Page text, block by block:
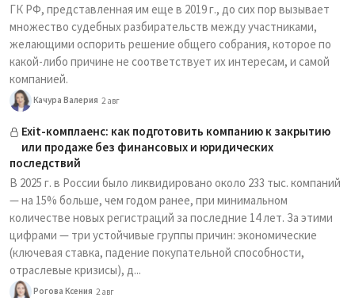
ГК РФ, представленная им еще в 2019 г., до сих пор вызывает
множество судебных разбирательств между участниками,
желающими оспорить решение общего собрания, которое по
какой-либо причине не соответствует их интересам, и самой
компанией.
Качура Валерия 2 авг
Exit-комплаенс: как подготовить компанию к закрытию
или продаже без финансовых и юридических
последствий
В 2025 г. в России было ликвидировано около 233 тыс. компаний
— на 15% больше, чем годом ранее, при минимальном
количестве новых регистраций за последние 14 лет. За этими
цифрами — три устойчивые группы причин: экономические
(ключевая ставка, падение покупательной способности,
отраслевые кризисы), д...
Рогова Ксения 2 авг